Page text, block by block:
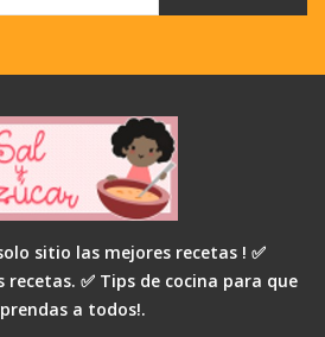
sitio las mejores recetas ! ✅
✅ Tips de cocina para que
a todos!.